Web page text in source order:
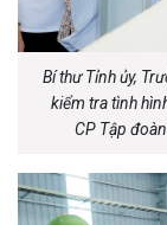
Bí thư Tỉnh ủy,
kiểm tra tình
CP Tập